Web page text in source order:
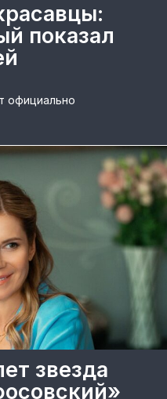
показал
официально
звезда